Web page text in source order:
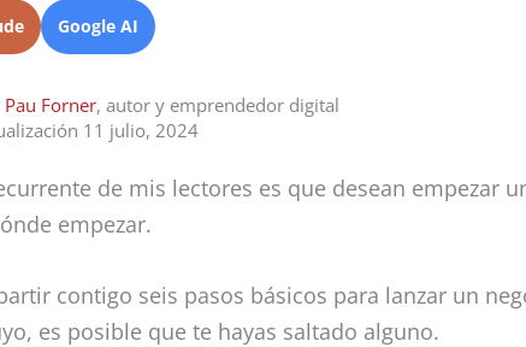
Google AI
Pau Forner, autor y emprendedor digital
11 julio, 2024
de mis lectores es que desean empezar
empezar.
contigo seis pasos básicos para lanzar un
es posible que te hayas saltado alguno.